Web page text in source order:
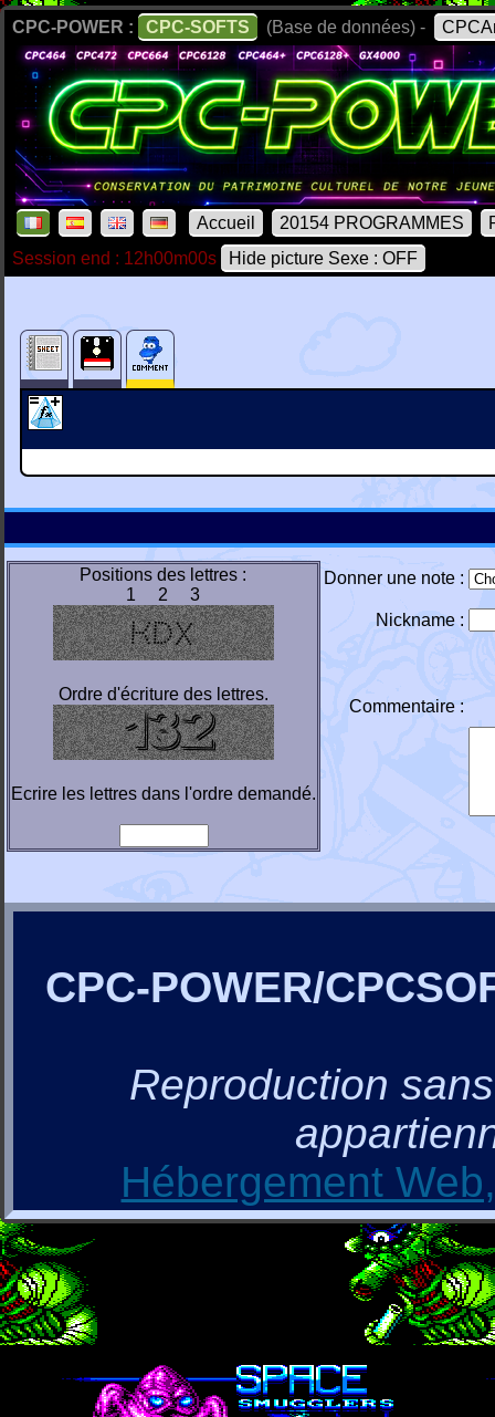
CPC-POWER : CPC-SOFTS (Base de données) -
Accueil 20154 PROGRAMMES
Session end : 12h00m00s
Hide picture Sexe : OFF
Positions des lettres :
1 2 3
Ordre d'écriture des lettres.
Ecrire les lettres dans l'ordre demandé.
Donner une note :
Nickname :
Commentaire :
CPC-POWER/
Reproduction
Hébergement